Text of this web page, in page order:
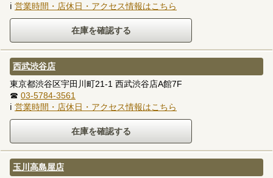
ℹ 営業時間・店休日・アクセス情報はこちら
西武渋谷店
東京都渋谷区宇田川町21-1 西武渋谷店A館7F
☎ 03-5784-3561
ℹ 営業時間・店休日・アクセス情報はこちら
玉川高島屋店